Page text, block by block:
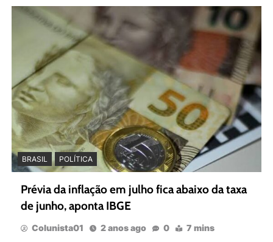
BRASIL POLÍTICA
Prévia da inflação em julho fica abaixo da taxa
de junho, aponta IBGE
Colunista01 2 anos ago 0 7 mins